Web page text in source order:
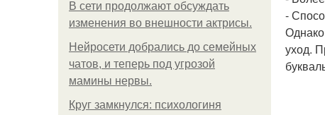
В сети продолжают обсуждать
изменения во внешности актрисы.
Нейросети добрались до семейных
чатов, и теперь под угрозой
мамины нервы.
Круг замкнулся: психологиня
-
уход.